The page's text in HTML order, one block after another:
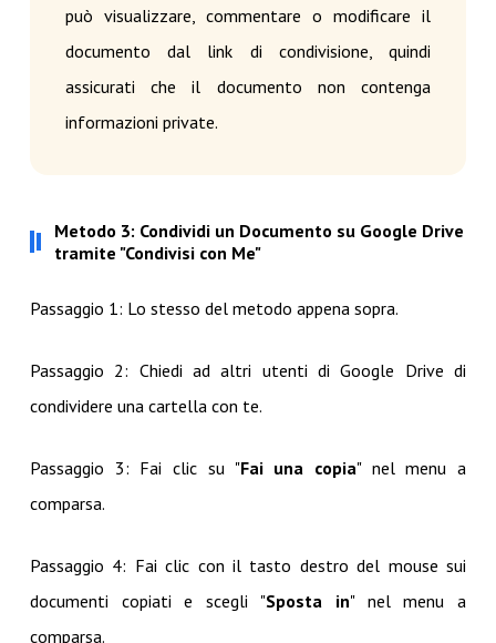
può visualizzare, commentare o modificare il
documento dal link di condivisione, quindi
assicurati che il documento non contenga
informazioni private.
Metodo 3: Condividi un Documento su Google Drive
tramite "Condivisi con Me"
Passaggio 1: Lo stesso del metodo appena sopra.
Passaggio 2: Chiedi ad altri utenti di Google Drive di
condividere una cartella con te.
Passaggio 3: Fai clic su "Fai una copia" nel menu a
comparsa.
Passaggio 4: Fai clic con il tasto destro del mouse sui
documenti copiati e scegli "Sposta in" nel menu a
comparsa.